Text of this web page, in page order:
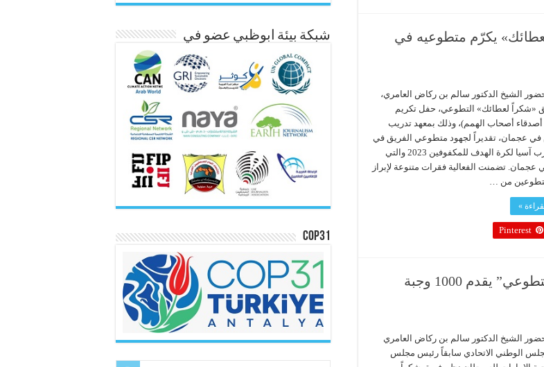
يكرّم متطوعيه في
الشيخ الدكتور سالم بن ركاض العامري،
«شكراً لعطائك» التطوعي، حفل تكريم
أصدقاء أصحاب الهمم)، وذلك بمعهد تدريب
في عجمان، تقديراً لجهود متطوعي الفريق في
بطولة غرب آسيا لكرة الهدف للمكفوفين 2023 والتي
عجمان. تضمنت الفعالية فقرات متنوعة لإبراز
من …
»
Pinterest
برعاية سالم بن ركاض فريق “شكراً لعطائك التطوعي” يقدم 1000 وجبة
الشيخ الدكتور سالم بن ركاض العامري
الوطني الاتحادي سابقاً رئيس مجلس
شبكة بيئة ابوظبي عضو في
COP31